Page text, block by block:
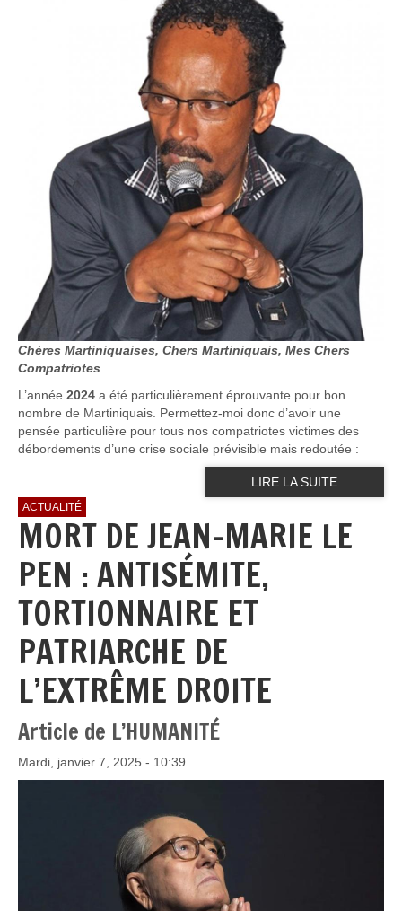
Chères Martiniquaises, Chers Martiniquais, Mes Chers
Compatriotes
L’année 2024 a été particulièrement éprouvante pour bon
nombre de Martiniquais. Permettez-moi donc d’avoir une
pensée particulière pour tous nos compatriotes victimes des
débordements d’une crise sociale prévisible mais redoutée :
LIRE LA SUITE
ACTUALITÉ
MORT DE JEAN-MARIE LE
PEN : ANTISÉMITE,
TORTIONNAIRE ET
PATRIARCHE DE
L’EXTRÊME DROITE
Article de L’HUMANITÉ
Mardi, janvier 7, 2025 - 10:39